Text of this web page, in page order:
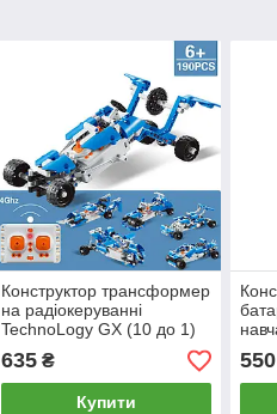
Конструктор трансформер
на радіокеруванні
TechnoLogy GX (10 до 1)
635₴
Купити
550